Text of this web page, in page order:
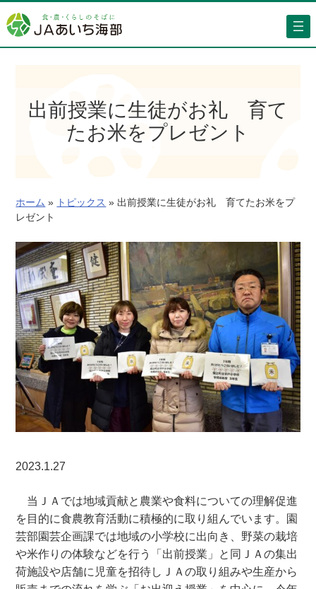
容
を
出前授業に生徒がお礼 育て
たお米をプレゼント
ホーム » トピックス » 出前授業に生徒がお礼 育てたお米をプ
レゼント
2023.1.27
当ＪＡでは地域貢献と農業や食料についての理解促進
を目的に食農教育活動に積極的に取り組んでいます。園
芸部園芸企画課では地域の小学校に出向き、野菜の栽培
や米作りの体験などを行う「出前授業」と同ＪＡの集出
荷施設や店舗に児童を招待しＪＡの取り組みや生産から